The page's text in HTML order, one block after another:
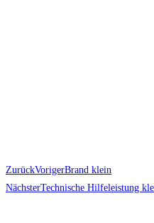
ZurückVorigerBrand klein
NächsterTechnische Hilfeleistung